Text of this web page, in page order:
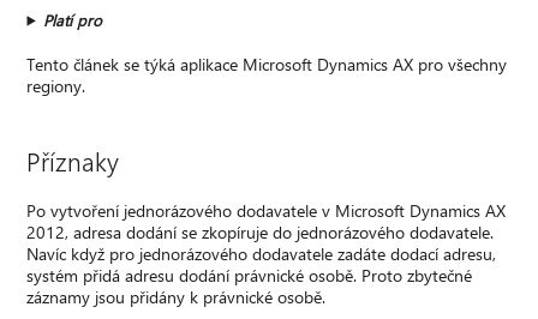
Platí pro
Tento článek se týká aplikace Microsoft Dynamics AX pro všechny
regiony.
Příznaky
Po vytvoření jednorázového dodavatele v Microsoft Dynamics AX
2012, adresa dodání se zkopíruje do jednorázového dodavatele.
Navíc když pro jednorázového dodavatele zadáte dodací adresu,
systém přidá adresu dodání právnické osobě. Proto zbytečné
záznamy jsou přidány k právnické osobě.